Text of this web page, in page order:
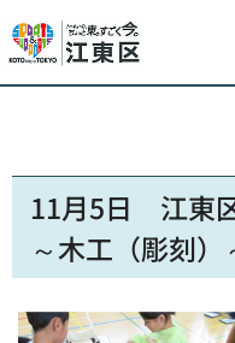
11月5日 江東
～木工（彫刻）